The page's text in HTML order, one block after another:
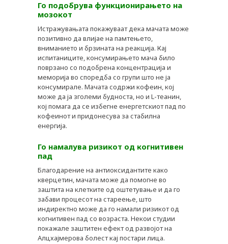
Го подобрува функционирањето на
мозокот
Истражувањата покажуваат дека мачата може
позитивно да влијае на памтењето,
вниманието и брзината на реакција. Кај
испитаниците, консумирањето мача било
поврзано со подобрена концентрација и
меморија во споредба со групи што не ја
консумирале. Мачата содржи кофеин, кој
може да ја зголеми будноста, но и L-теанин,
кој помага да се избегне енергетскиот пад по
кофеинот и придонесува за стабилна
енергија.
Го намалува ризикот од когнитивен
пад
Благодарение на антиоксидантите како
кверцетин, мачата може да помогне во
заштита на клетките од оштетување и да го
забави процесот на стареење, што
индиректно може да го намали ризикот од
когнитивен пад со возраста. Некои студии
покажале заштитен ефект од развојот на
Алцхајмерова болест кај постари лица.